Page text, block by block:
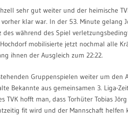
sehr gut weiter und der heimische
klar war. In der 53. Minute gelang
während des Spiel
mobilisierte jetzt nochmal alle
ihnen der Ausgleich zum 22:22.
Gruppenspielen weiter um den
Bekannte aus gemeinsamen 3. Liga-
TVK hofft man, dass Torhüter Tobias
fit wird und der Mannschaft helfen